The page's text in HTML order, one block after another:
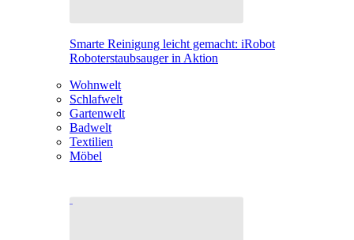
Smarte Reinigung leicht gemacht: iRobot
Roboterstaubsauger in Aktion
Wohnwelt
Schlafwelt
Gartenwelt
Badwelt
Textilien
Möbel